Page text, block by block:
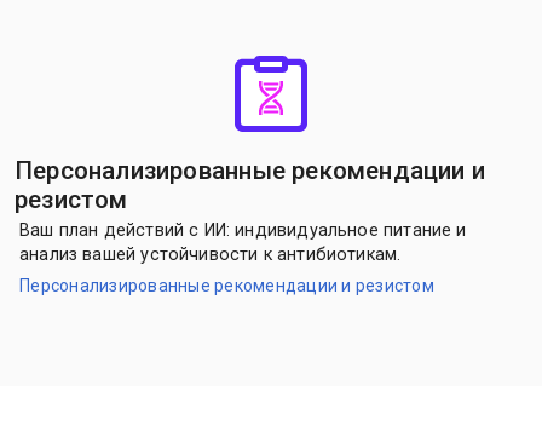
Персонализированные рекомендации и
резистом
Ваш план действий с ИИ: индивидуальное питание и
анализ вашей устойчивости к антибиотикам.
Персонализированные рекомендации и резистом